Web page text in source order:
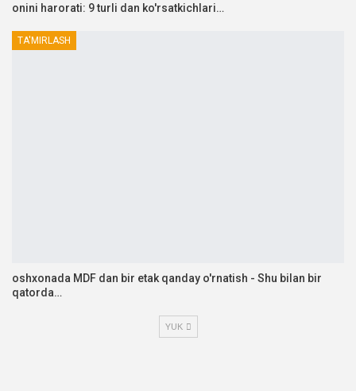
onini harorati: 9 turli dan ko'rsatkichlari…
TA'MIRLASH
oshxonada MDF dan bir etak qanday o'rnatish - Shu bilan bir
qatorda…
YUK